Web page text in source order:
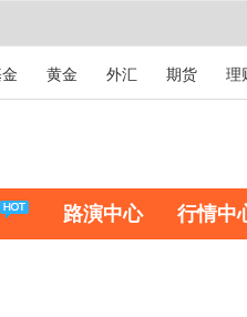
黄金 外汇 期货 理
路演中心 行情中